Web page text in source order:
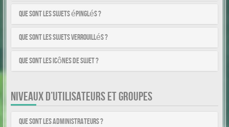
Que sont les sujets épinglés ?
Que sont les sujets verrouillés ?
Que sont les icônes de sujet ?
NIVEAUX D’UTILISATEURS ET GROUPES
Que sont les administrateurs ?